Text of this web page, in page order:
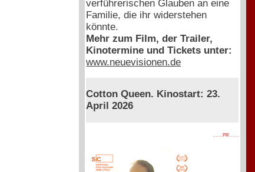
verführerischen Glauben an eine
Familie, die ihr widerstehen
könnte.
Mehr zum Film, der Trailer,
Kinotermine und Tickets unter:
www.neuevisionen.de
Cotton Queen. Kinostart: 23.
April 2026
. . . . PR . . . .